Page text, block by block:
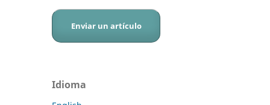
Enviar un artículo
Idioma